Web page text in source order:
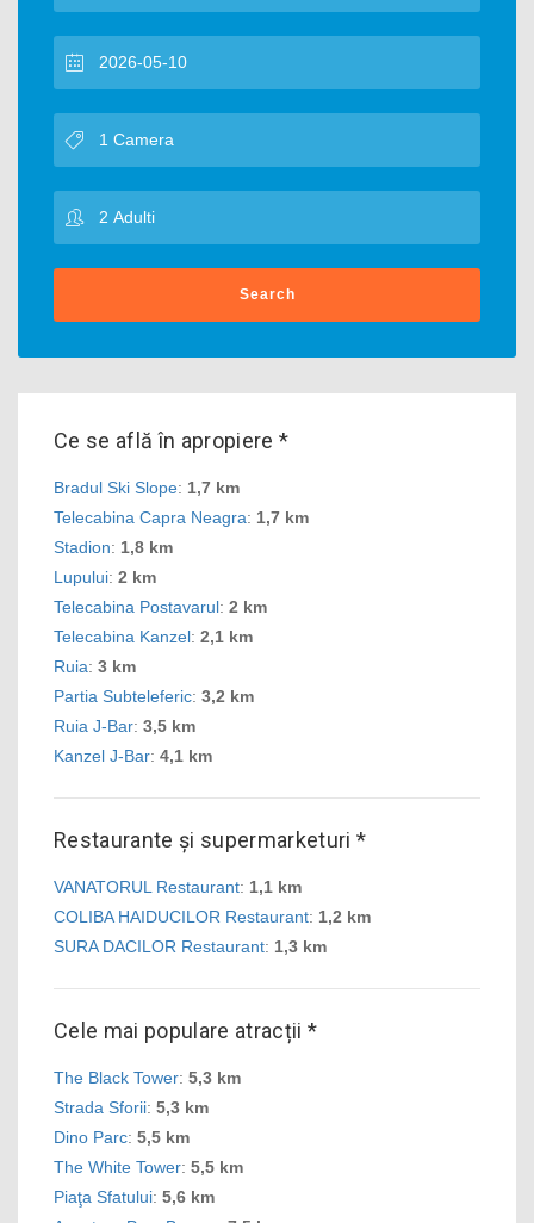
Search
Ce se află în apropiere *
Bradul Ski Slope: 1,7 km
Telecabina Capra Neagra: 1,7 km
Stadion: 1,8 km
Lupului: 2 km
Telecabina Postavarul: 2 km
Telecabina Kanzel: 2,1 km
Ruia: 3 km
Partia Subteleferic: 3,2 km
Ruia J-Bar: 3,5 km
Kanzel J-Bar: 4,1 km
Restaurante și supermarketuri *
VANATORUL Restaurant: 1,1 km
COLIBA HAIDUCILOR Restaurant: 1,2 km
SURA DACILOR Restaurant: 1,3 km
Cele mai populare atracții *
The Black Tower: 5,3 km
Strada Sforii: 5,3 km
Dino Parc: 5,5 km
The White Tower: 5,5 km
Piaţa Sfatului: 5,6 km